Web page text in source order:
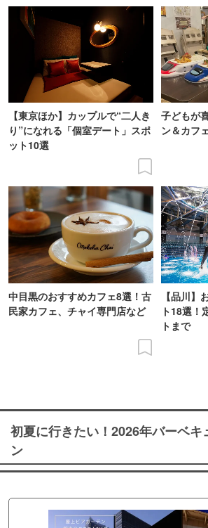
【東京ほか】カップルで“二人き
り”になれる「個室デート」スポ
ット10選
子どもが
ン＆カフ
中目黒のおすすめカフェ8選！古
民家カフェ、チャイ専門店など
【品川】
ト18選！
トまで
初夏に行きたい！2026年バーベキ
ン